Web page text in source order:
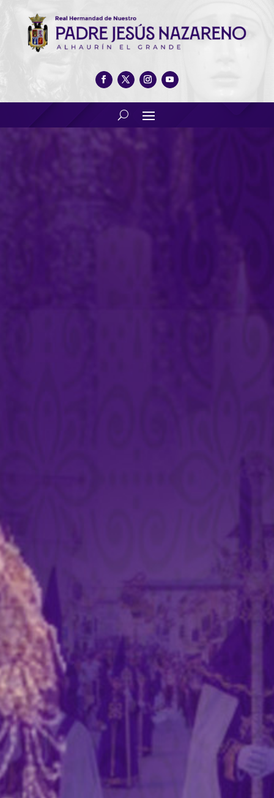
Inmaculada, Concepción de